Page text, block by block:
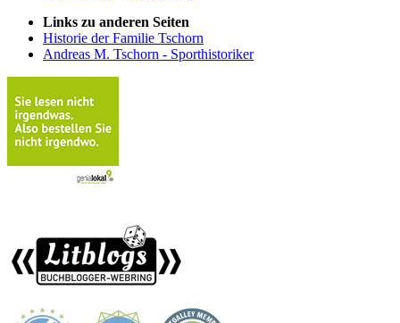
Links zu anderen Seiten
Historie der Familie Tschorn
Andreas M. Tschorn - Sporthistoriker